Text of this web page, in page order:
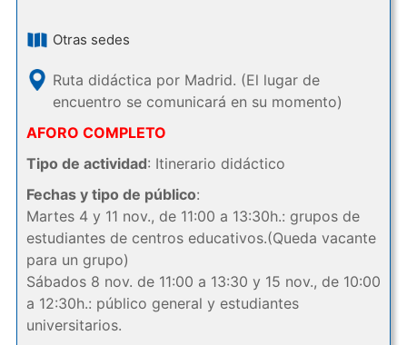
Otras sedes
Ruta didáctica por Madrid. (El lugar de
encuentro se comunicará en su momento)
AFORO COMPLETO
Tipo de actividad: Itinerario didáctico
Fechas y tipo de público:
Martes 4 y 11 nov., de 11:00 a 13:30h.: grupos de
estudiantes de centros educativos.(Queda vacante
para un grupo)
Sábados 8 nov. de 11:00 a 13:30 y 15 nov., de 10:00
a 12:30h.: público general y estudiantes
universitarios.